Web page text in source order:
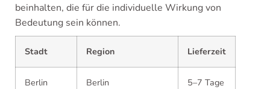
beinhalten, die für die individuelle Wirkung von
Bedeutung sein können.
Stadt Region Lieferzeit
Berlin Berlin 5–7 Tage